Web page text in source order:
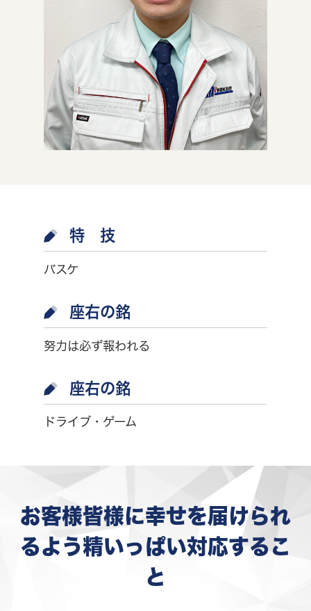
特 技
バスケ
座右の銘
努力は必ず報われる
座右の銘
ドライブ・ゲーム
お客様皆様に幸せを届けられ
るよう精いっぱい対応するこ
と